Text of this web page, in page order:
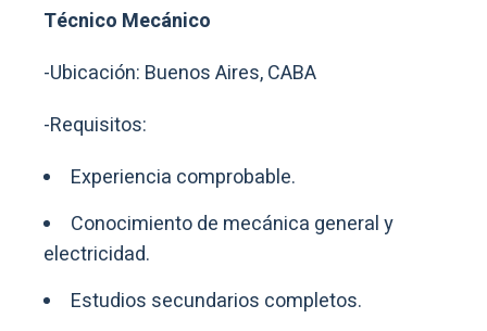
Técnico Mecánico
-Ubicación: Buenos Aires, CABA
-Requisitos:
Experiencia comprobable.
Conocimiento de mecánica general y
electricidad.
Estudios secundarios completos.